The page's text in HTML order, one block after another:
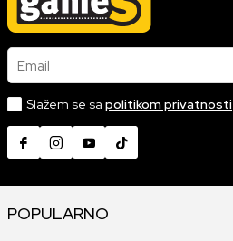
Email
Slažem se sa politikom privatnosti
POPULARNO